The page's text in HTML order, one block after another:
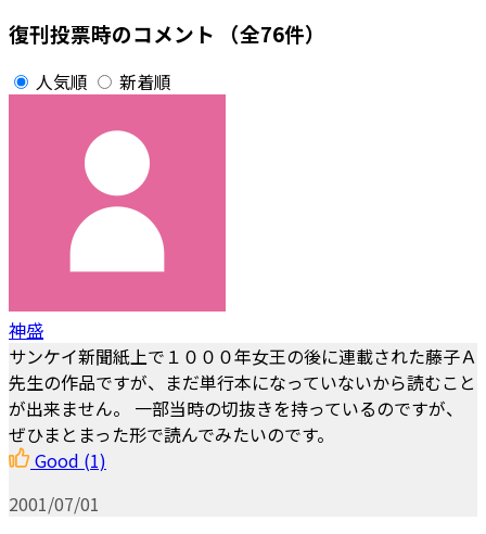
復刊投票時のコメント （全76件）
人気順 新着順
神盛
サンケイ新聞紙上で１０００年女王の後に連載された藤子Ａ
先生の作品ですが、まだ単行本になっていないから読むこと
が出来ません。 一部当時の切抜きを持っているのですが、
ぜひまとまった形で読んでみたいのです。
Good (1)
2001/07/01